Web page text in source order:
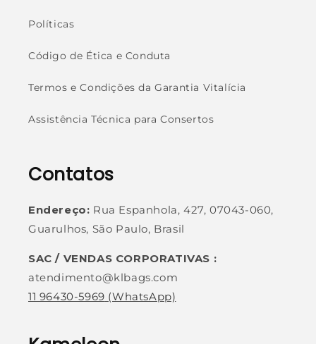
Políticas
Código de Ética e Conduta
Termos e Condições da Garantia Vitalícia
Assistência Técnica para Consertos
Contatos
Endereço: Rua Espanhola, 427, 07043-060,
Guarulhos, São Paulo, Brasil
SAC / VENDAS CORPORATIVAS :
atendimento@klbags.com
11 96430-5969 (WhatsApp)